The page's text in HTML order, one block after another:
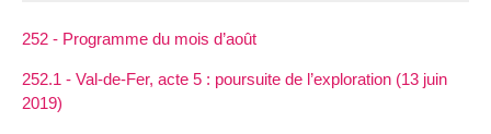
252 - Programme du mois d’août
252.1 - Val-de-Fer, acte 5 : poursuite de l’exploration (13 juin
2019)